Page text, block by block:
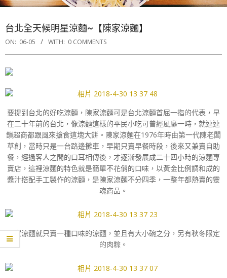
台北全天候明星涼麵~【陳家涼麵】
ON: 06-05 WITH: 0 COMMENTS
要提到台北的好吃涼麵，陳家涼麵可是台北涼麵首屈一指的代表，早
在二十年前的台北，像涼麵這樣的平民小吃可曾經風靡一時，就連連
鎖超商都跟風來搶食這塊大餅。陳家涼麵在1976年時由第一代陳老闆
草創，當時只是一台路邊攤車，早期只賣早餐時段，後來又兼賣自助
餐，經過客人之間的口耳相傳後，才逐漸發展成二十四小時的涼麵專
賣店，這裡涼麵的特色就是簡單不花俏的口味，以黃金比例調和成的
醬汁搭配手工製作的涼麵，是陳家涼麵不分四季，一整年都熱賣的靈
魂商品。
陳家涼麵就只賣一種口味的涼麵，並且有大小碗之分，另有秋冬限定
的肉粽。